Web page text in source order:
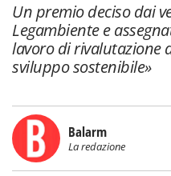
Un premio deciso dai
Legambiente e
lavoro di rivalutazione
sviluppo sostenibile»
Balarm
La redazione